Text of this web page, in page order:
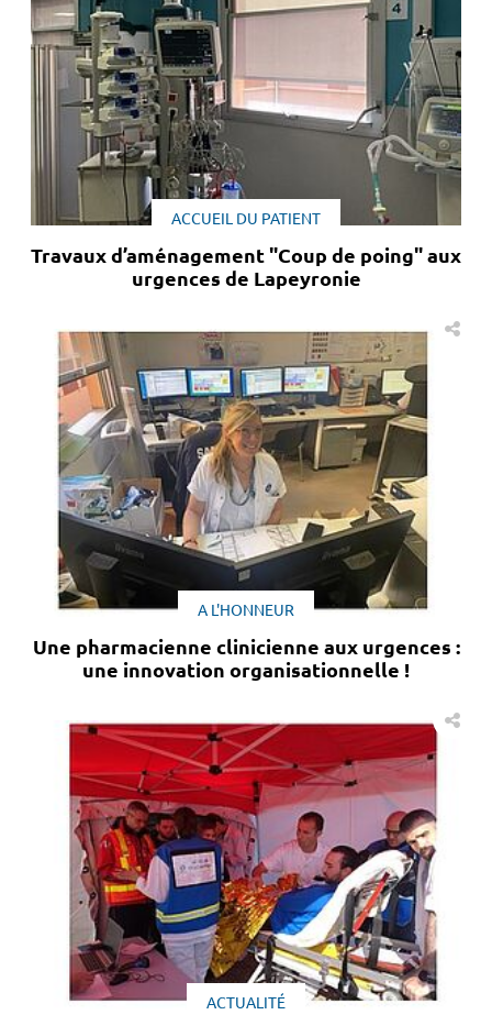
ACCUEIL DU PATIENT
Travaux d’aménagement "Coup de poing" aux
urgences de Lapeyronie
A L'HONNEUR
Une pharmacienne clinicienne aux urgences :
une innovation organisationnelle !
ACTUALITÉ